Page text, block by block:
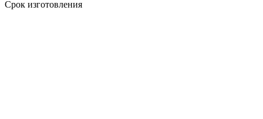
Срок изготовления